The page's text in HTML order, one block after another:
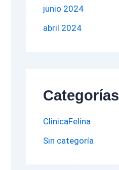
junio 2024
abril 2024
Categorías
ClinicaFelina
Sin categoría